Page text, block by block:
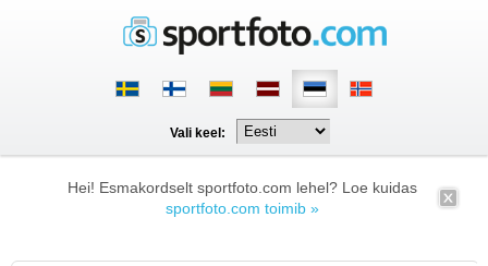
Vali keel:
Hei! Esmakordselt sportfoto.com lehel? Loe kuidas
sportfoto.com toimib »